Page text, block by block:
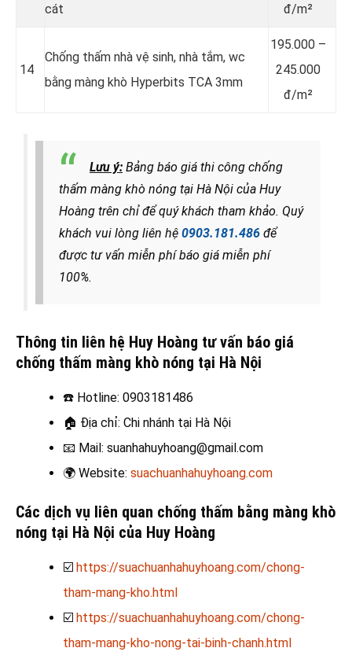
cát
đ/m²
14
Chống thấm nhà vệ sinh, nhà tắm, wc
bằng màng khò Hyperbits TCA 3mm
195.000 –
245.000
đ/m²
Lưu ý: Bảng báo giá thi công chống
thấm màng khò nóng tại Hà Nội của Huy
Hoàng trên chỉ để quý khách tham khảo. Quý
khách vui lòng liên hệ 0903.181.486 để
được tư vấn miễn phí báo giá miễn phí
100%.
Thông tin liên hệ Huy Hoàng tư vấn báo giá
chống thấm màng khò nóng tại Hà Nội
☎️ Hotline: 0903181486
🏠 Địa chỉ: Chi nhánh tại Hà Nội
📧 Mail: suanhahuyhoang@gmail.com
🌍 Website: suachuanhahuyhoang.com
Các dịch vụ liên quan chống thấm bằng màng khò
nóng tại Hà Nội của Huy Hoàng
☑️ https://suachuanhahuyhoang.com/chong-
tham-mang-kho.html
☑️ https://suachuanhahuyhoang.com/chong-
tham-mang-kho-nong-tai-binh-chanh.html